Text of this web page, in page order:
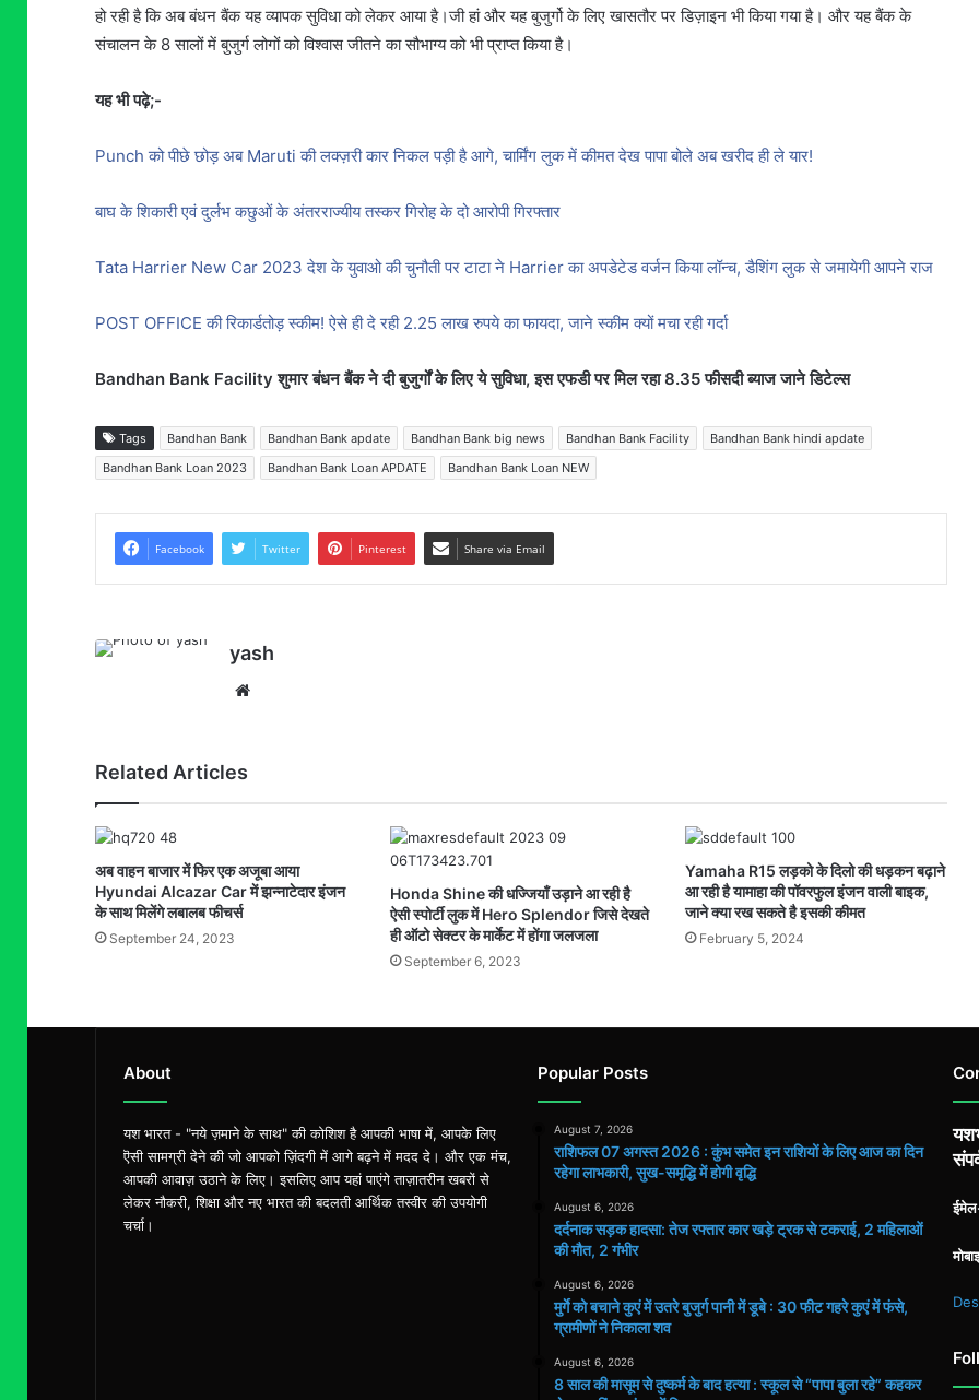
हो रही है कि अब बंधन बैंक यह व्यापक सुविधा को लेकर आया है।जी हां और यह बुजुर्गो के लिए खासतौर पर डिज़ाइन भी किया गया है। और यह बैंक के
संचालन के 8 सालों में बुजुर्ग लोगों को विश्वास जीतने का सौभाग्य को भी प्राप्त किया है।
यह भी पढ़े;-
Punch को पीछे छोड़ अब Maruti की लक्ज़री कार निकल पड़ी है आगे, चार्मिंग लुक में कीमत देख पापा बोले अब खरीद ही ले यार!
बाघ के शिकारी एवं दुर्लभ कछुओं के अंतरराज्यीय तस्कर गिरोह के दो आरोपी गिरफ्तार
Tata Harrier New Car 2023 देश के युवाओ की चुनौती पर टाटा ने Harrier का अपडेटेड वर्जन किया लॉन्च, डैशिंग लुक से जमायेगी आपने राज
POST OFFICE की रिकार्डतोड़ स्कीम! ऐसे ही दे रही 2.25 लाख रुपये का फायदा, जाने स्कीम क्यों मचा रही गर्दा
Bandhan Bank Facility शुमार बंधन बैंक ने दी बुजुर्गों के लिए ये सुविधा, इस एफडी पर मिल रहा 8.35 फीसदी ब्याज जाने डिटेल्स
Tags Bandhan Bank Bandhan Bank apdate Bandhan Bank big news Bandhan Bank Facility
Bandhan Bank hindi apdate
Bandhan Bank Loan 2023
Bandhan Bank Loan APDATE Bandhan Bank Loan NEW
Facebook Twitter Pinterest Share via Email
yash
Website
Related Articles
अब वाहन बाजार में फिर एक अजूबा आया
Hyundai Alcazar Car में झन्नाटेदार इंजन
के साथ मिलेंगे लबालब फीचर्स
September 24, 2023
Honda Shine की धज्जियाँ उड़ाने आ रही है
ऐसी स्पोर्टी लुक में Hero Splendor जिसे देखते
ही ऑटो सेक्टर के मार्केट में होंगा जलजला
September 6, 2023
Yamaha R15 लड़को के दिलो की धड़कन बढ़ाने
आ रही है यामाहा की पॉवरफुल इंजन वाली बाइक,
जाने क्या रख सकते है इसकी कीमत
February 5, 2024
About
यश भारत - "नये ज़माने के साथ" की कोशिश है आपकी भाषा में, आपके लिए
ऎसी सामग्री देने की जो आपको ज़िंदगी में आगे बढ़ने में मदद दे। और एक मंच,
आपकी आवाज़ उठाने के लिए। इसलिए आप यहां पाएंगे ताज़ातरीन खबरों से
लेकर नौकरी, शिक्षा और नए भारत की बदलती आर्थिक तस्वीर की उपयोगी
चर्चा।
Popular Posts
August 7, 2026
राशिफल 07 अगस्त 2026 : कुंभ समेत इन राशियों के लिए आज का दिन
रहेगा लाभकारी, सुख-समृद्धि में होगी वृद्धि
August 6, 2026
दर्दनाक सड़क हादसा: तेज रफ्तार कार खड़े ट्रक से टकराई, 2 महिलाओं
की मौत, 2 गंभीर
August 6, 2026
मुर्गे को बचाने कुएं में उतरे बुजुर्ग पानी में डूबे : 30 फीट गहरे कुएं में फंसे,
ग्रामीणों ने निकाला शव
August 6, 2026
8 साल की मासूम से दुष्कर्म के बाद हत्या : स्कूल से “पापा बुला रहे” कहकर